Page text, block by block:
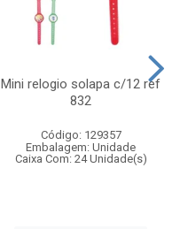
Mini relogio solapa c/12 ref
832
Código: 129357
Embalagem: Unidade
Caixa Com: 24 Unidade(s)